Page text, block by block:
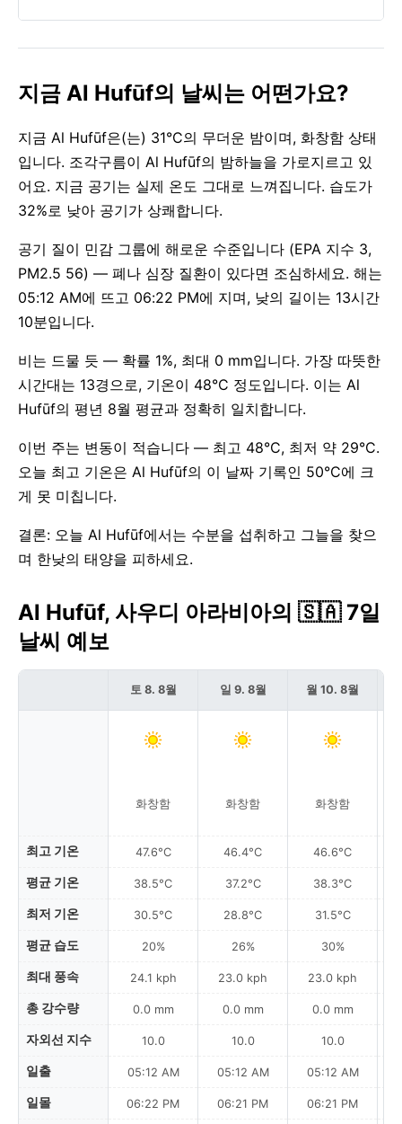
지금 Al Hufūf의 날씨는 어떤가요?
지금 Al Hufūf은(는) 31°C의 무더운 밤이며, 화창함 상태
입니다. 조각구름이 Al Hufūf의 밤하늘을 가로지르고 있
어요. 지금 공기는 실제 온도 그대로 느껴집니다. 습도가
32%로 낮아 공기가 상쾌합니다.
공기 질이 민감 그룹에 해로운 수준입니다 (EPA 지수 3,
PM2.5 56) — 폐나 심장 질환이 있다면 조심하세요. 해는
05:12 AM에 뜨고 06:22 PM에 지며, 낮의 길이는 13시간
10분입니다.
비는 드물 듯 — 확률 1%, 최대 0 mm입니다. 가장 따뜻한
시간대는 13경으로, 기온이 48°C 정도입니다. 이는 Al
Hufūf의 평년 8월 평균과 정확히 일치합니다.
이번 주는 변동이 적습니다 — 최고 48°C, 최저 약 29°C.
오늘 최고 기온은 Al Hufūf의 이 날짜 기록인 50°C에 크
게 못 미칩니다.
결론: 오늘 Al Hufūf에서는 수분을 섭취하고 그늘을 찾으
며 한낮의 태양을 피하세요.
Al Hufūf, 사우디 아라비아의 🇸🇦 7일
날씨 예보
최고 기온
평균 기온
최저 기온
평균 습도
최대 풍속
총 강수량
자외선 지수
일출
일몰
토 8. 8월
화창함
47.6°C
38.5°C
30.5°C
20%
24.1 kph
0.0 mm
10.0
05:12 AM
06:22 PM
일 9. 8월
화창함
46.4°C
37.2°C
28.8°C
26%
23.0 kph
0.0 mm
10.0
05:12 AM
06:21 PM
월 10. 8월
화창함
46.6°C
38.3°C
31.5°C
30%
23.0 kph
0.0 mm
10.0
05:12 AM
06:21 PM